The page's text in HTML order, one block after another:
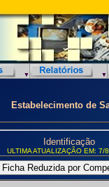
Estabelecimento de
Identificação
ULTIMA ATUALIZAÇÃO EM: